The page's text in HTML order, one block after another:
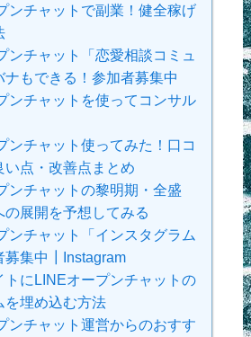
ンチャットで副業！健全稼げ
ンチャット「恋愛相談コミュ
ナもできる！参加者募集中
ンチャットを使ってコンサル
ンチャット使ってみた！口コ
い点・改善点まとめ
ンチャットの黎明期・全盛
の展開を予想してみる
ンチャット「インスタグラム
募集中┃Instagram
トにLINEオープンチャットの
を埋め込む方法
ンチャット運営からのおすす